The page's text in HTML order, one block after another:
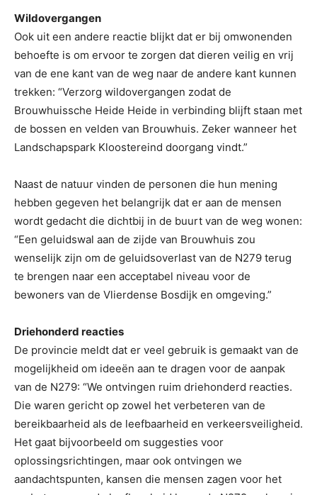
Wildovergangen
Ook uit een andere reactie blijkt dat er bij omwonenden
behoefte is om ervoor te zorgen dat dieren veilig en vrij
van de ene kant van de weg naar de andere kant kunnen
trekken: “Verzorg wildovergangen zodat de
Brouwhuissche Heide Heide in verbinding blijft staan met
de bossen en velden van Brouwhuis. Zeker wanneer het
Landschapspark Kloostereind doorgang vindt.”
Naast de natuur vinden de personen die hun mening
hebben gegeven het belangrijk dat er aan de mensen
wordt gedacht die dichtbij in de buurt van de weg wonen:
“Een geluidswal aan de zijde van Brouwhuis zou
wenselijk zijn om de geluidsoverlast van de N279 terug
te brengen naar een acceptabel niveau voor de
bewoners van de Vlierdense Bosdijk en omgeving.”
Driehonderd reacties
De provincie meldt dat er veel gebruik is gemaakt van de
mogelijkheid om ideeën aan te dragen voor de aanpak
van de N279: “We ontvingen ruim driehonderd reacties.
Die waren gericht op zowel het verbeteren van de
bereikbaarheid als de leefbaarheid en verkeersveiligheid.
Het gaat bijvoorbeeld om suggesties voor
oplossingsrichtingen, maar ook ontvingen we
aandachtspunten, kansen die mensen zagen voor het